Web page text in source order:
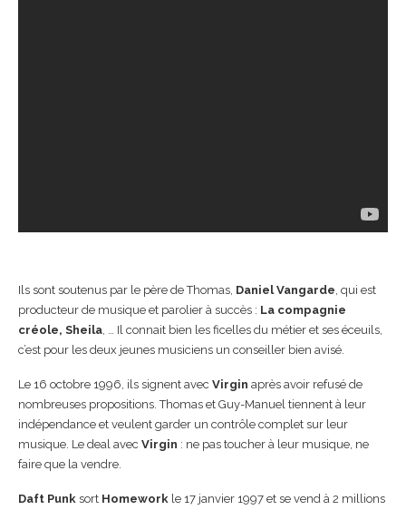
Ils sont soutenus par le père de Thomas, Daniel Vangarde , qui est
producteur de musique et parolier à succès : La compagnie
créole, Sheila , … Il connait bien les ficelles du métier et ses éceuils,
c’est pour les deux jeunes musiciens un conseiller bien avisé.
Le 16 octobre 1996, ils signent avec Virgin après avoir refusé de
nombreuses propositions. Thomas et Guy-Manuel tiennent à leur
indépendance et veulent garder un contrôle complet sur leur
musique. Le deal avec Virgin : ne pas toucher à leur musique, ne
faire que la vendre.
Daft Punk sort Homework le 17 janvier 1997 et se vend à 2 millions